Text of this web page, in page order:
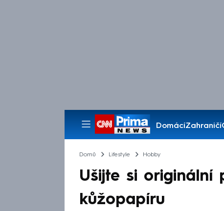
DomácíZahraničí
Pořady
Domů Lifestyle Hobby
Ušijte si originální
kůžopapíru